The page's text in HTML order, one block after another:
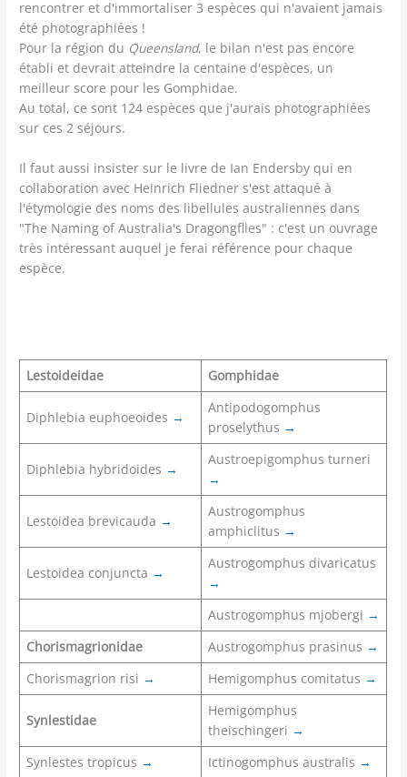
rencontrer et d'immortaliser 3 espèces qui n'avaient jamais
été photographiées !
Pour la région du Queensland, le bilan n'est pas encore
établi et devrait atteindre la centaine d'espèces, un
meilleur score pour les Gomphidae.
Au total, ce sont 124 espèces que j'aurais photographiées
sur ces 2 séjours.
Il faut aussi insister sur le livre de Ian Endersby qui en
collaboration avec Heinrich Fliedner s'est attaqué à
l'étymologie des noms des libellules australiennes dans
"The Naming of Australia's Dragongflies" : c'est un ouvrage
très intéressant auquel je ferai référence pour chaque
espèce.
Lestoideidae Gomphidae
Diphlebia euphoeoides →
Antipodogomphus
proselythus →
Diphlebia hybridoides →
Austroepigomphus turneri
→
Lestoidea brevicauda →
Austrogomphus
amphiclitus →
Lestoidea conjuncta →
Austrogomphus divaricatus
→
Austrogomphus mjobergi →
Chorismagrionidae
Austrogomphus prasinus →
Chorismagrion risi → Hemigomphus comitatus →
Synlestidae
Hemigomphus
theischingeri →
Synlestes tropicus → Ictinogomphus australis →